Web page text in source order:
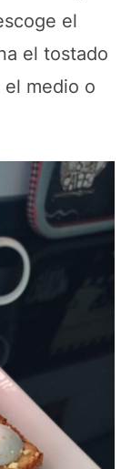
el
el tostado
medio o